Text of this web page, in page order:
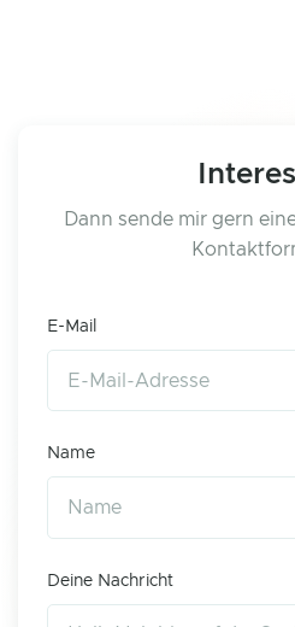
Dann sende mir gern
E-Mail
Name
Deine Nachricht